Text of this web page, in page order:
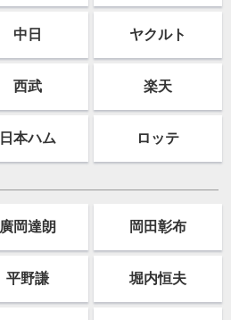
中日 ヤクルト
西武 楽天
日本ハム ロッテ
廣岡達朗 岡田彰布
平野謙 堀内恒夫